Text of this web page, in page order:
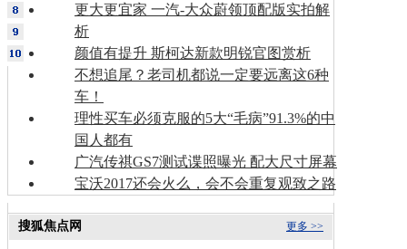
更大更宜家 一汽-大众蔚领顶配版实拍解
析
颜值有提升 斯柯达新款明锐官图赏析
不想追尾？老司机都说一定要远离这6种
车！
理性买车必须克服的5大“毛病”91.3%的中
国人都有
广汽传祺GS7测试谍照曝光 配大尺寸屏幕
宝沃2017还会火么，会不会重复观致之路
更多 >>
搜狐焦点网